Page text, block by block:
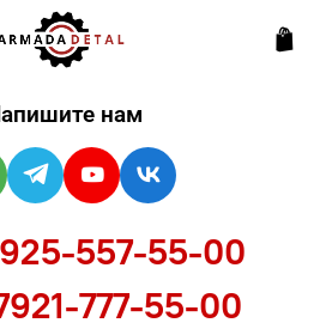
нам
557-55-00
777-55-00